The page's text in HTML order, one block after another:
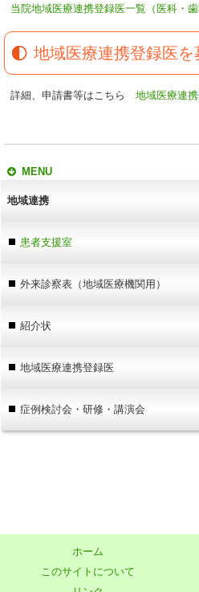
当院地域医療連携登録医一覧（医科・歯
地域医療連携登録医
詳細、申請書等はこちら 地域医療連
MENU
地域連携
患者支援室
外来診察表（地域医療機関用）
紹介状
地域医療連携登録医
症例検討会・研修・講演会
ホーム
このサイトについて